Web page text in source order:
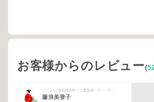
お客様からのレビュー(
藤浪美香子